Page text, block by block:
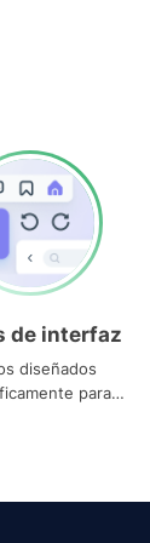
de interfaz
diseñados
para